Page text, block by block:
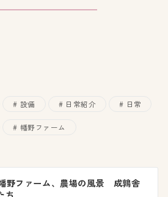
設備 日常紹介 日常
幡野ファーム
野ファーム、農場の風景 成鶉舎
ち